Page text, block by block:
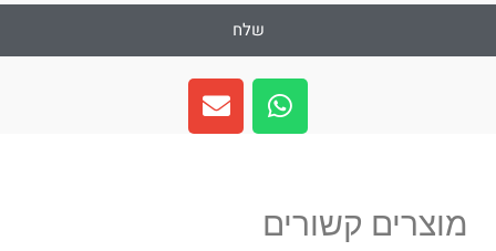
שלח
W
h
a
a
E
n
v
מוצרים קשורים